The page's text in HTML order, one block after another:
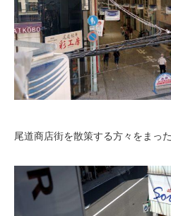
尾道商店街を散策する方々をまっ